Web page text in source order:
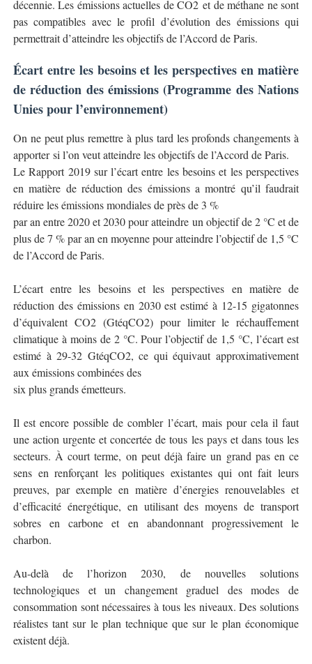
décennie. Les émissions actuelles de CO2 et de méthane ne sont
pas compatibles avec le profil d’évolution des émissions qui
permettrait d’atteindre les objectifs de l’Accord de Paris.
Écart entre les besoins et les perspectives en matière
de réduction des émissions (Programme des Nations
Unies pour l’environnement)
On ne peut plus remettre à plus tard les profonds changements à
apporter si l’on veut atteindre les objectifs de l’Accord de Paris.
Le Rapport 2019 sur l’écart entre les besoins et les perspectives
en matière de réduction des émissions a montré qu’il faudrait
réduire les émissions mondiales de près de 3 %
par an entre 2020 et 2030 pour atteindre un objectif de 2 °C et de
plus de 7 % par an en moyenne pour atteindre l’objectif de 1,5 °C
de l’Accord de Paris.
L’écart entre les besoins et les perspectives en matière de
réduction des émissions en 2030 est estimé à 12-15 gigatonnes
d’équivalent CO2 (GtéqCO2) pour limiter le réchauffement
climatique à moins de 2 °C. Pour l’objectif de 1,5 °C, l’écart est
estimé à 29-32 GtéqCO2, ce qui équivaut approximativement
aux émissions combinées des
six plus grands émetteurs.
Il est encore possible de combler l’écart, mais pour cela il faut
une action urgente et concertée de tous les pays et dans tous les
secteurs. À court terme, on peut déjà faire un grand pas en ce
sens en renforçant les politiques existantes qui ont fait leurs
preuves, par exemple en matière d’énergies renouvelables et
d’efficacité énergétique, en utilisant des moyens de transport
sobres en carbone et en abandonnant progressivement le
charbon.
Au-delà de l’horizon 2030, de nouvelles solutions
technologiques et un changement graduel des modes de
consommation sont nécessaires à tous les niveaux. Des solutions
réalistes tant sur le plan technique que sur le plan économique
existent déjà.